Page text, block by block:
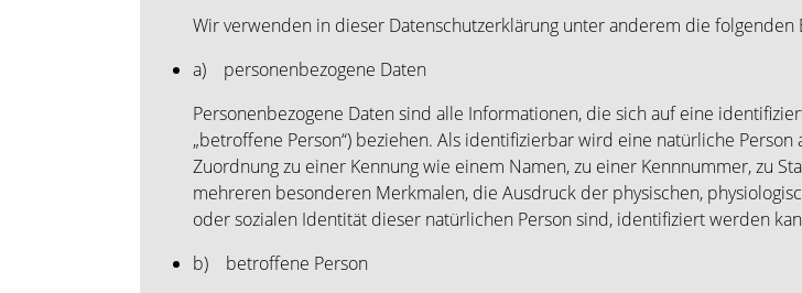
Wir verwenden in dieser Datenschutzerklärung unter anderem die folgenden
a) personenbezogene Daten
Personenbezogene Daten sind alle Informationen, die sich auf eine
„betroffene Person“) beziehen. Als identifizierbar wird eine natürliche
Zuordnung zu einer Kennung wie einem Namen, zu einer Kennnummer, zu
mehreren besonderen Merkmalen, die Ausdruck der physischen,
oder sozialen Identität dieser natürlichen Person sind, identifiziert werden
b) betroffene Person